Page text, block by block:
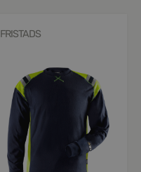
FRISTADS